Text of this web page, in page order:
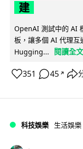
建
OpenAI 測試中的 AI
板，讓多個 AI 代理互
Hugging...
閱讀全文
351 45 ↗
科技娛樂 生活娛樂